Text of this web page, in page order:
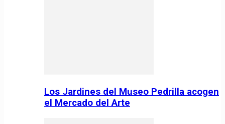
Los Jardines del Museo Pedrilla acogen
el Mercado del Arte